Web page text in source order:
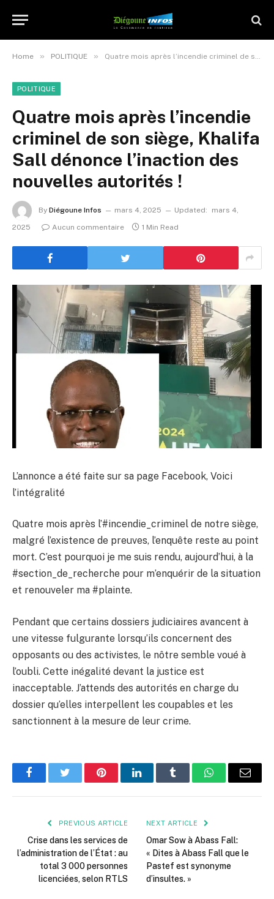
Home » POLITIQUE » Quatre mois après l’incendie criminel de son siège, Khalifa Sall dénonce l’inaction des nouvelles autorités !
POLITIQUE
Quatre mois après l’incendie
criminel de son siège, Khalifa
Sall dénonce l’inaction des
nouvelles autorités !
By Diégoune Infos mars 4, 2025 Updated:
mars 4,
2025
Aucun commentaire 1 Min Read
L’annonce a été faite sur sa page Facebook, Voici
l’intégralité
Quatre mois après l’#incendie_criminel de notre siège,
malgré l’existence de preuves, l’enquête reste au point
mort. C’est pourquoi je me suis rendu, aujourd’hui, à la
#section_de_recherche pour m’enquérir de la situation
et renouveler ma #plainte.
Pendant que certains dossiers judiciaires avancent à
une vitesse fulgurante lorsqu’ils concernent des
opposants ou des activistes, le nôtre semble voué à
l’oubli. Cette inégalité devant la justice est
inacceptable. J’attends des autorités en charge du
dossier qu’elles interpellent les coupables et les
sanctionnent à la mesure de leur crime.
FacebookTwitter PinterestLinkedInTumblr WhatsAppEmail
PREVIOUS ARTICLE
Crise dans les services de
l’administration de l’État : au
total 3 000 personnes
licenciées, selon RTLS
NEXT ARTICLE
Omar Sow à Abass Fall:
« Dites à Abass Fall que le
Pastef est synonyme
d’insultes. »